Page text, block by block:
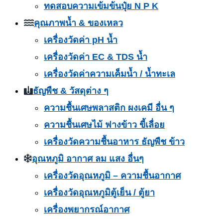
ทดสอบความเข้มข้นปุ๋ย N P K
คุณภาพน้ำ & ของเหลว
เครื่องวัดค่า pH น้ำ
เครื่องวัดค่า EC & TDS น้ำ
เครื่องวัดค่าความเค็มน้ำ / น้ำทะเล
ธัญพืช & วัสดุต่าง ๆ
ความชื้นเศษพลาสติก ผงเคมี อื่น ๆ
ความชื้นเศษไม้ ฟางข้าว ขี้เลื่อย
เครื่องวัดความชื้นอาหาร ธัญพืช ข้าว
อุณหภูมิ อากาศ ลม แสง อื่นๆ
เครื่องวัดอุณหภูมิ – ความชื้นอากาศ
เครื่องวัดอุณหภูมิตู้เย็น / ตู้ยา
เครื่องพยากรณ์อากาศ